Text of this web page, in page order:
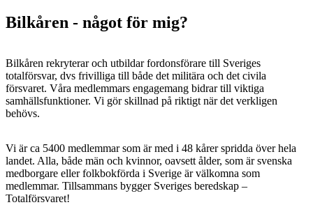
Bilkåren - något för mig?
Bilkåren rekryterar och utbildar fordonsförare till Sveriges
totalförsvar, dvs frivilliga till både det militära och det civila
försvaret. Våra medlemmars engagemang bidrar till viktiga
samhällsfunktioner. Vi gör skillnad på riktigt när det verkligen
behövs.
Vi är ca 5400 medlemmar som är med i 48 kårer spridda över hela
landet. Alla, både män och kvinnor, oavsett ålder, som är svenska
medborgare eller folkbokförda i Sverige är välkomna som
medlemmar. Tillsammans bygger Sveriges beredskap –
Totalförsvaret!